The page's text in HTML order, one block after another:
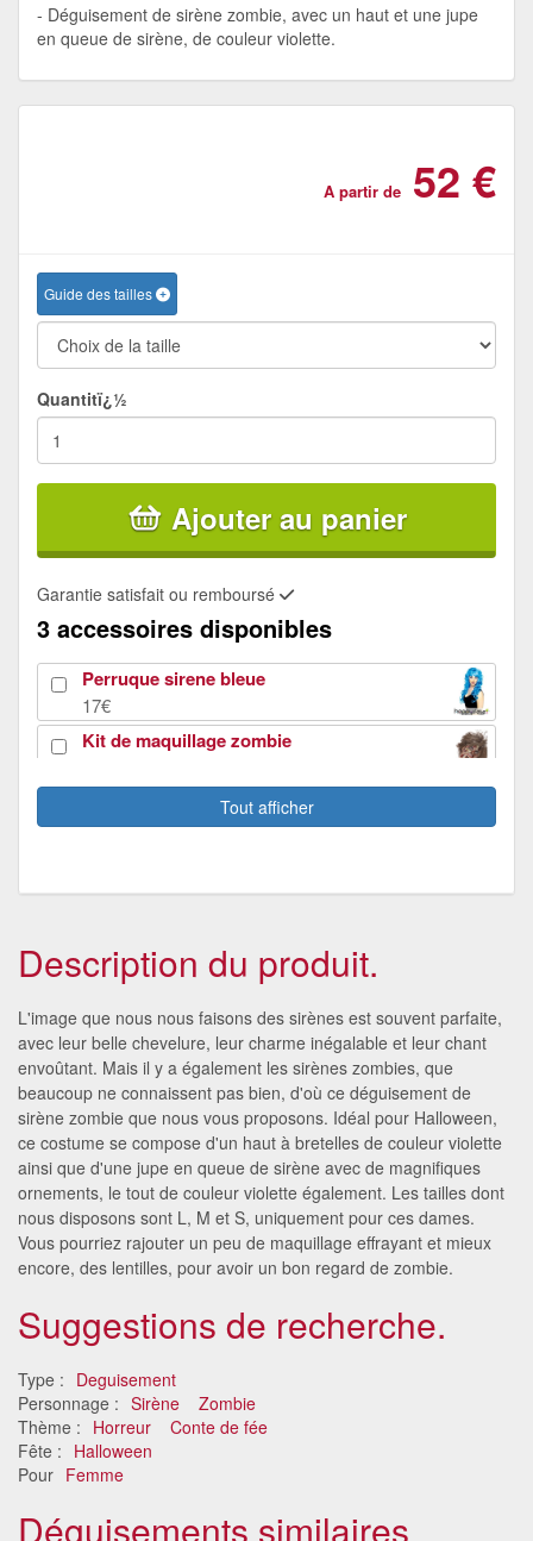
Déguisement de sirène zombie, avec un haut et une jupe
en queue de sirène, de couleur violette.
A partir de 52 €
Guide des tailles
Quantitï¿½
Ajouter au panier
Garantie satisfait ou remboursé
3 accessoires disponibles
Perruque sirene bleue
17€
Kit de maquillage zombie
Tout afficher
Description du produit.
L'image que nous nous faisons des sirènes est souvent parfaite,
avec leur belle chevelure, leur charme inégalable et leur chant
envoûtant. Mais il y a également les sirènes zombies, que
beaucoup ne connaissent pas bien, d'où ce déguisement de
sirène zombie que nous vous proposons. Idéal pour Halloween,
ce costume se compose d'un haut à bretelles de couleur violette
ainsi que d'une jupe en queue de sirène avec de magnifiques
ornements, le tout de couleur violette également. Les tailles dont
nous disposons sont L, M et S, uniquement pour ces dames.
Vous pourriez rajouter un peu de maquillage effrayant et mieux
encore, des lentilles, pour avoir un bon regard de zombie.
Suggestions de recherche.
Type : Deguisement
Personnage : Sirène
Zombie
Thème : Horreur
Conte de fée
Fête : Halloween
Pour Femme
Déguisements similaires